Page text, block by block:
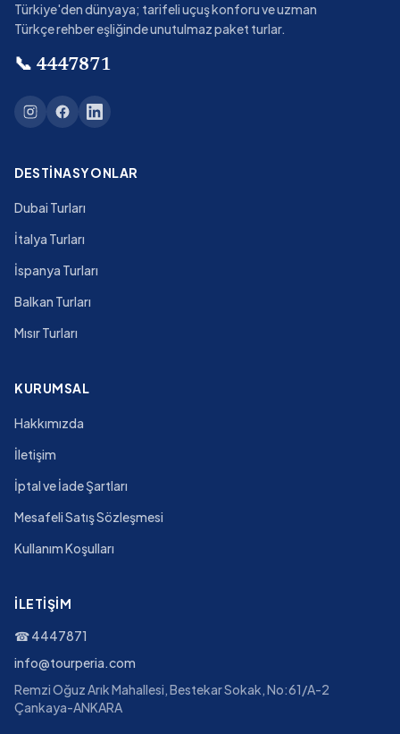
Türkiye'den dünyaya; tarifeli uçuş konforu ve uzman
Türkçe rehber eşliğinde unutulmaz paket turlar.
📞 4447871
DESTINASYONLAR
Dubai Turları
İtalya Turları
İspanya Turları
Balkan Turları
Mısır Turları
KURUMSAL
Hakkımızda
İletişim
İptal ve İade Şartları
Mesafeli Satış Sözleşmesi
Kullanım Koşulları
İLETIŞIM
☎4447871
info@tourperia.com
Remzi Oğuz Arık Mahallesi, Bestekar Sokak, No:61/A-2
Çankaya-ANKARA